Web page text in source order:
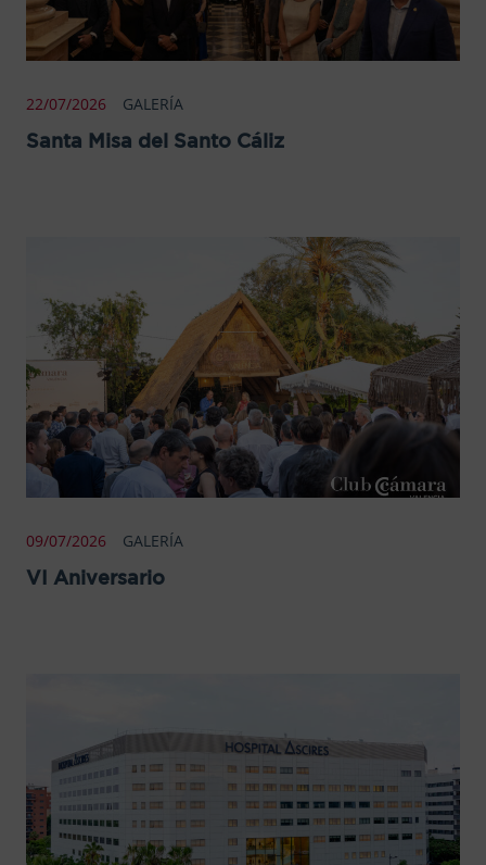
22/07/2026 GALERÍA
Santa Misa del Santo Cáliz
09/07/2026 GALERÍA
VI Aniversario